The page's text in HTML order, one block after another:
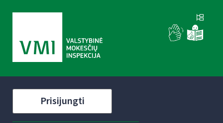
Prisijungti